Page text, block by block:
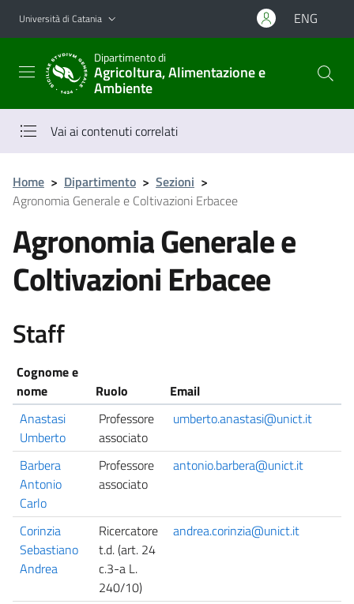
Vai al contenuto principale
Vai al menu di navigazione
Università di Catania ENG
Dipartimento di
Agricoltura, Alimentazione e
Ambiente
Vai ai contenuti correlati
Home > Dipartimento > Sezioni >
Agronomia Generale e Coltivazioni Erbacee
Agronomia Generale e
Coltivazioni Erbacee
Staff
Cognome e
nome
Ruolo
Email
Anastasi
Umberto
Professore
associato
umberto.anastasi@unict.it
Barbera
Antonio
Carlo
Professore
associato
antonio.barbera@unict.it
Corinzia
Sebastiano
Andrea
Ricercatore
t.d. (art. 24
c.3-a L.
240/10)
andrea.corinzia@unict.it